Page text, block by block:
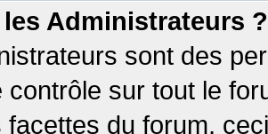
Administrateurs ?
sont des
contrôle sur tout le
facettes du forum,